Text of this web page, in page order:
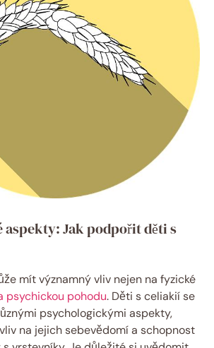
aspekty: Jak podpořit děti s
mít významný vliv nejen na fyzické
psychickou pohodu. Děti s celiakií se
psychologickými aspekty,
na jejich sebevědomí a schopnost